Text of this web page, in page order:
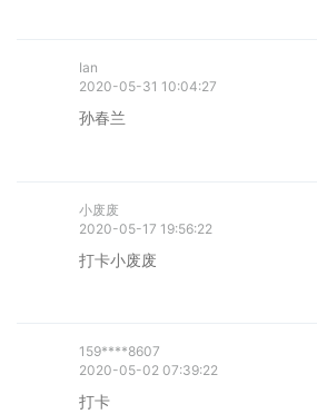
Ian
2020-05-31 10:04:27
孙春兰
小废废
2020-05-17 19:56:22
打卡小废废
159****8607
2020-05-02 07:39:22
打卡